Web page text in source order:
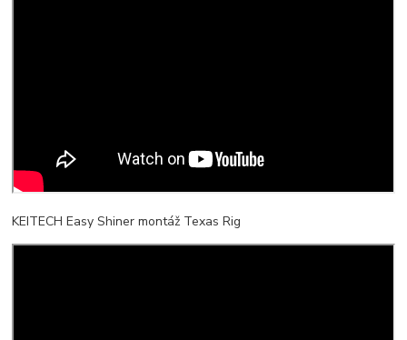
KEITECH Easy Shiner montáž Texas Rig